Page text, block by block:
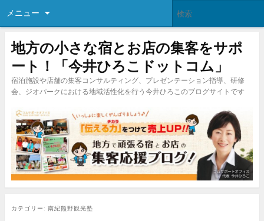
メニュー
地方の小さな宿とお店の集客をサポ
ート！「今井ひろこドットコム」
宿泊施設や店舗の集客コンサルティング、プレゼンテーション指導、研修
会、ジオパークにおける地域活性化を行う今井ひろこのブログサイトです
カテゴリー: 南紀熊野観光塾